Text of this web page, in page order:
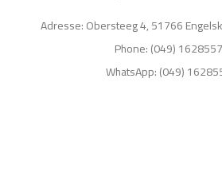
Adresse: Obersteeg 4, 51766
Phone: (049)
WhatsApp: (049)